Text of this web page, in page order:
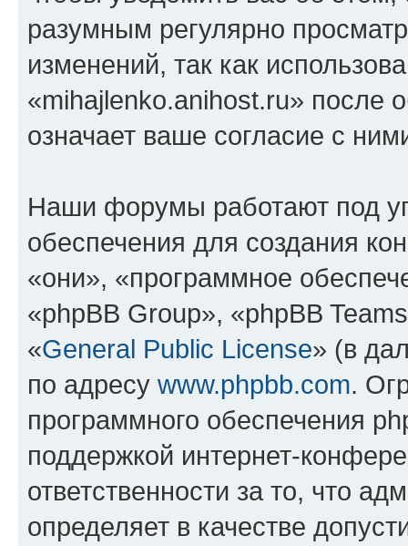
разумным регулярно
изменений, так как
«mihajlenko.anihost.ru» после
означает ваше согласие с
Наши форумы работают под
обеспечения для создания
«они», «программное
«phpBB Group», «phpBB
«General Public License» (в
по адресу www.phpbb.com.
программного обеспечения
поддержкой интернет-
ответственности за то, что
определяет в качестве